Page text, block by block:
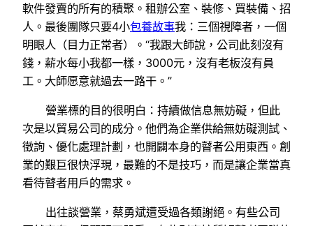
軟件發賣的所有的積聚。租辦公室、裝修、買裝備、招
人。最後團隊只要4小包養故事我：三個視障者，一個
明眼人（目力正常者）。“我跟大師說，公司此刻沒有
錢，薪水每小我都一樣，3000元，沒有老板沒有員
工。大師愿意就過去一路干。”
營業標的目的很明白：持續做信息無妨礙，但此
次是以貿易公司的成分。他們為企業供給無妨礙測試、
徵詢、優化處理計劃，也開闢本身的瞽者公用東西。創
業的艱巨很快浮現，最難的不是技巧，而是讓企業當真
看待瞽者用戶的需求。
出往談營業，蔡勇斌遭受過各類謝絕。有些公司